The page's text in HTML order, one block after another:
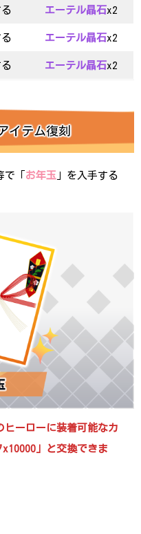
エーテル晶石x2
エーテル晶石x2
エーテル晶石x2
イテム復刻
「 お年玉 」を入手する
ヒーローに装着可能なカ
」と交換できま